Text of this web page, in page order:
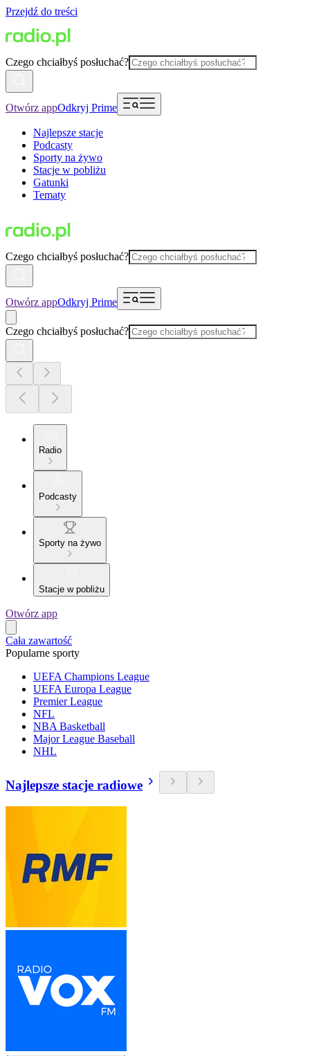
Przejdź do treści
Czego chciałbyś posłuchać?
Otwórz appOdkryj Prime
Najlepsze stacje
Podcasty
Sporty na żywo
Stacje w pobliżu
Gatunki
Tematy
Czego chciałbyś posłuchać?
Otwórz appOdkryj Prime
Czego chciałbyś posłuchać?
Radio
Podcasty
Sporty na żywo
Stacje w pobliżu
Otwórz app
Cała zawartość
Popularne sporty
UEFA Champions League
UEFA Europa League
Premier League
NFL
NBA Basketball
Major League Baseball
NHL
Najlepsze stacje radiowe